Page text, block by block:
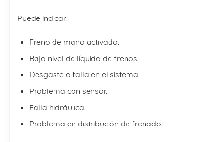
Puede indicar:
Freno de mano activado.
Bajo nivel de líquido de frenos.
Desgaste o falla en el sistema.
Problema con sensor.
Falla hidráulica.
Problema en distribución de frenado.